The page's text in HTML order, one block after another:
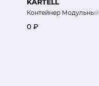
KARTELL
Контейнер Модульный
0 ₽